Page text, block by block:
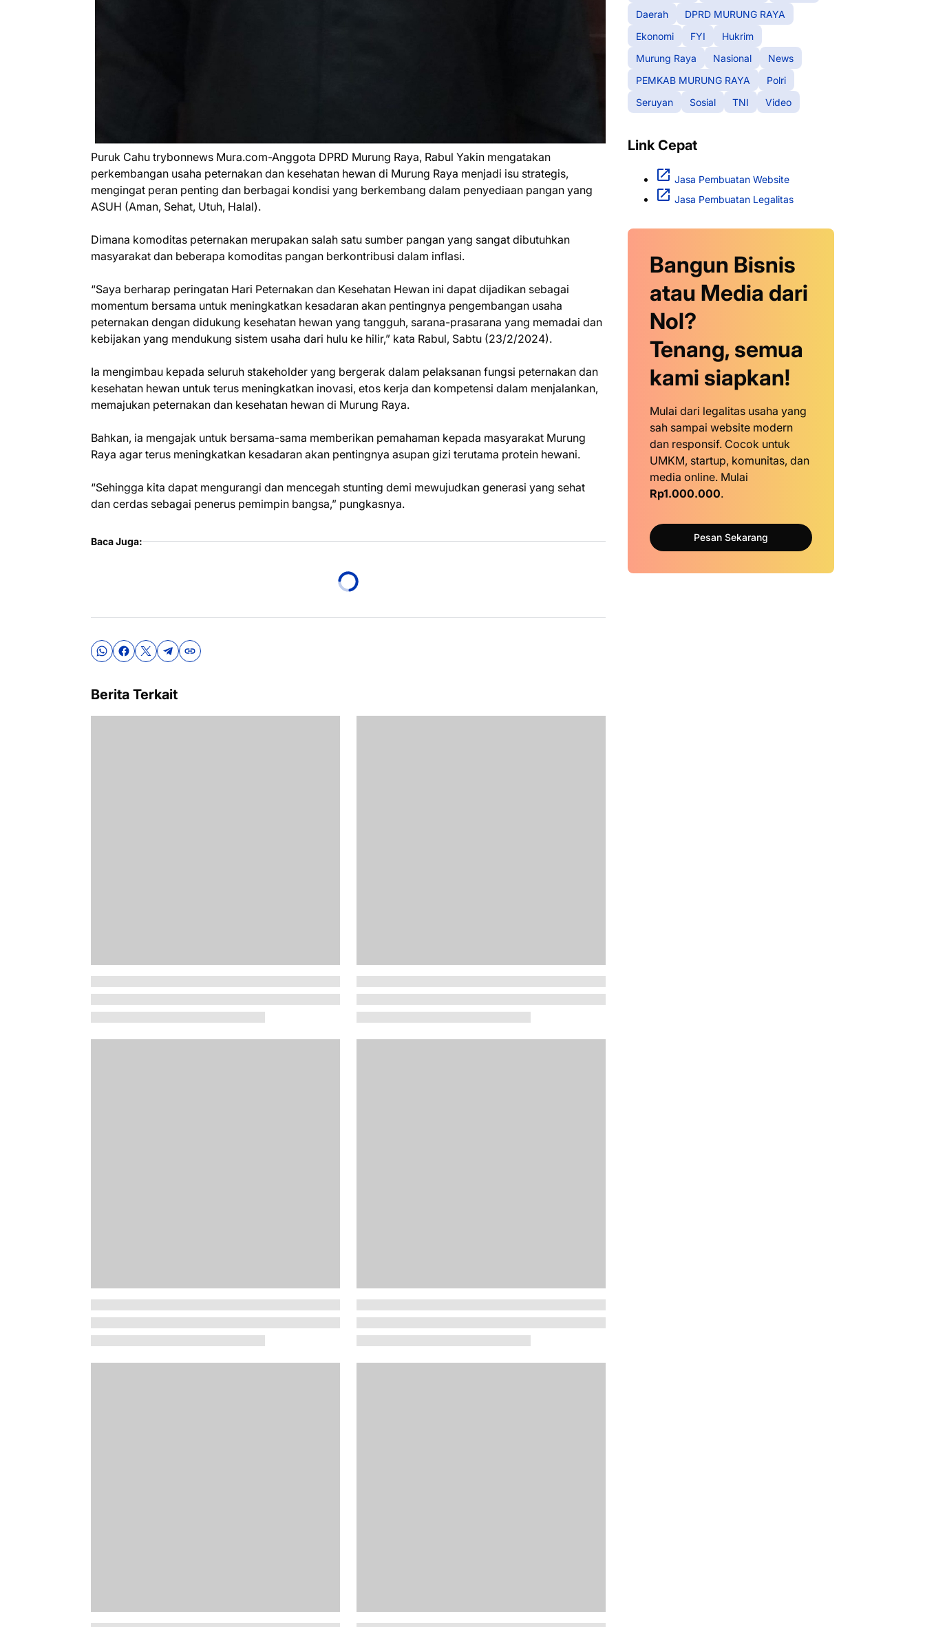
Puruk Cahu trybonnews Mura.com-Anggota DPRD Murung Raya, Rabul Yakin mengatakan
perkembangan usaha peternakan dan kesehatan hewan di Murung Raya menjadi isu strategis,
mengingat peran penting dan berbagai kondisi yang berkembang dalam penyediaan pangan yang
ASUH (Aman, Sehat, Utuh, Halal).
Dimana komoditas peternakan merupakan salah satu sumber pangan yang sangat dibutuhkan
masyarakat dan beberapa komoditas pangan berkontribusi dalam inflasi.
“Saya berharap peringatan Hari Peternakan dan Kesehatan Hewan ini dapat dijadikan sebagai
momentum bersama untuk meningkatkan kesadaran akan pentingnya pengembangan usaha
peternakan dengan didukung kesehatan hewan yang tangguh, sarana-prasarana yang memadai dan
kebijakan yang mendukung sistem usaha dari hulu ke hilir,” kata Rabul, Sabtu (23/2/2024).
Ia mengimbau kepada seluruh stakeholder yang bergerak dalam pelaksanan fungsi peternakan dan
kesehatan hewan untuk terus meningkatkan inovasi, etos kerja dan kompetensi dalam menjalankan,
memajukan peternakan dan kesehatan hewan di Murung Raya.
Bahkan, ia mengajak untuk bersama-sama memberikan pemahaman kepada masyarakat Murung
Raya agar terus meningkatkan kesadaran akan pentingnya asupan gizi terutama protein hewani.
“Sehingga kita dapat mengurangi dan mencegah stunting demi mewujudkan generasi yang sehat
dan cerdas sebagai penerus pemimpin bangsa,” pungkasnya.
Baca Juga:
Berita Terkait
Daerah
DPRD MURUNG RAYA
Ekonomi
FYI
Hukrim
Murung Raya
Nasional
News
PEMKAB MURUNG RAYA
Polri
Seruyan
Sosial TNI Video
Link Cepat
Jasa Pembuatan Website
Jasa Pembuatan Legalitas
Bangun Bisnis
atau Media dari
Nol?
Tenang, semua
kami siapkan!
Mulai dari legalitas usaha yang
sah sampai website modern
dan responsif. Cocok untuk
UMKM, startup, komunitas, dan
media online. Mulai
Rp1.000.000.
Pesan Sekarang